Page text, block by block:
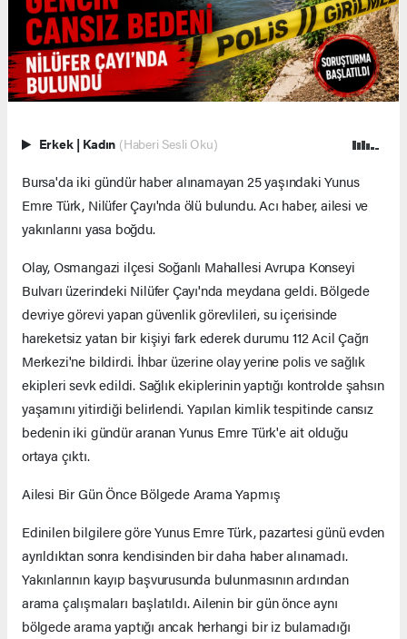
Erkek | Kadın (Haberi Sesli Oku)
Bursa'da iki gündür haber alınamayan 25 yaşındaki Yunus
Emre Türk, Nilüfer Çayı'nda ölü bulundu. Acı haber, ailesi ve
yakınlarını yasa boğdu.
Olay, Osmangazi ilçesi Soğanlı Mahallesi Avrupa Konseyi
Bulvarı üzerindeki Nilüfer Çayı'nda meydana geldi. Bölgede
devriye görevi yapan güvenlik görevlileri, su içerisinde
hareketsiz yatan bir kişiyi fark ederek durumu 112 Acil Çağrı
Merkezi'ne bildirdi. İhbar üzerine olay yerine polis ve sağlık
ekipleri sevk edildi. Sağlık ekiplerinin yaptığı kontrolde şahsın
yaşamını yitirdiği belirlendi. Yapılan kimlik tespitinde cansız
bedenin iki gündür aranan Yunus Emre Türk'e ait olduğu
ortaya çıktı.
Ailesi Bir Gün Önce Bölgede Arama Yapmış
Edinilen bilgilere göre Yunus Emre Türk, pazartesi günü evden
ayrıldıktan sonra kendisinden bir daha haber alınamadı.
Yakınlarının kayıp başvurusunda bulunmasının ardından
arama çalışmaları başlatıldı. Ailenin bir gün önce aynı
bölgede arama yaptığı ancak herhangi bir iz bulamadığı